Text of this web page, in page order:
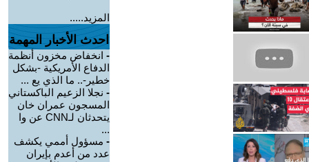
المزيد.....
احدث الأخبار المهمة
- انخفاض مخزون أنظمة
الدفاع الأمريكية -بشكل
خطير-.. ما الذي يع ...
- نجلا الزعيم الباكستاني
المسجون عمران خان
يتحدثان لـCNN عن وا
...
- مسؤول أممي يكشف
عدد من أعدم بإيران